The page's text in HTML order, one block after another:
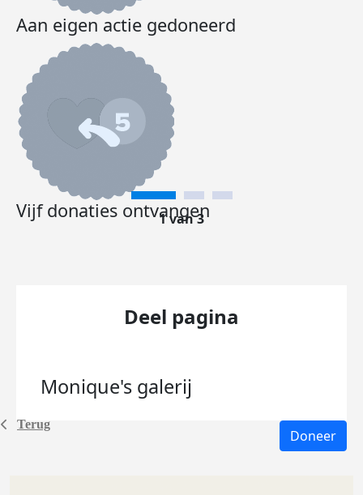
Terug
Aan eigen actie gedoneerd
Vijf donaties ontvangen
1 van 3
Deel pagina
Monique's galerij
Doneer